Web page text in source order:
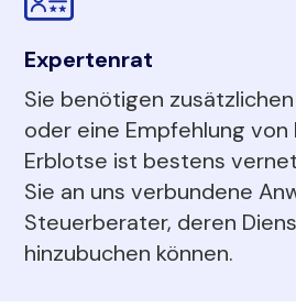
Expertenrat
Sie benötigen
oder eine Empfehlung von
Erblotse ist bestens
Sie an uns verbundene
Steuerberater, deren
hinzubuchen können.